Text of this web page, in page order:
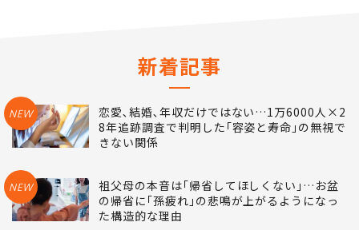
新着記事
NEW
恋愛､結婚､年収だけではない…1万6000人×2
8年追跡調査で判明した｢容姿と寿命｣の無視で
きない関係
NEW
祖父母の本音は｢帰省してほしくない｣…お盆
の帰省に｢孫疲れ｣の悲鳴が上がるようになっ
た構造的な理由